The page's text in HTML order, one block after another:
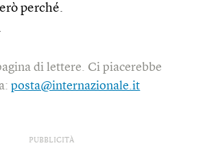
perché.
di lettere. Ci piacerebbe
posta@internazionale.it
PUBBLICITÀ